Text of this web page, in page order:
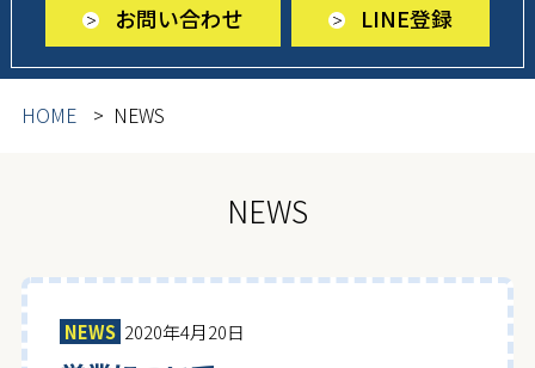
お問い合わせ
LINE登録
HOME NEWS
NEWS
NEWS 2020年4月20日